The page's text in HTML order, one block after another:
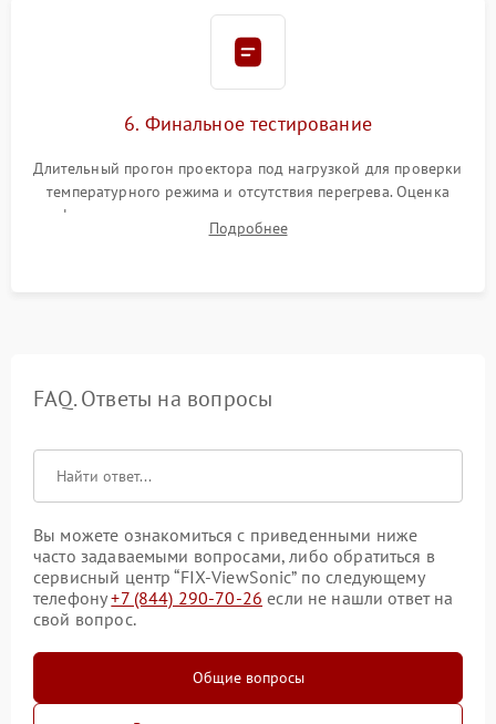
6. Финальное тестирование
Длительный прогон проектора под нагрузкой для проверки
температурного режима и отсутствия перегрева. Оценка
фокуса, контрастности и цветопередачи на тестовых
таблицах. Проверка работы всех видеовходов и кнопок
Подробнее
FAQ. Ответы на вопросы
Вы можете ознакомиться с приведенными ниже
часто задаваемыми вопросами, либо обратиться в
сервисный центр “FIX-ViewSonic” по следующему
телефону+7 (844) 290-70-26 если не нашли ответ на
свой вопрос.
Общие вопросы